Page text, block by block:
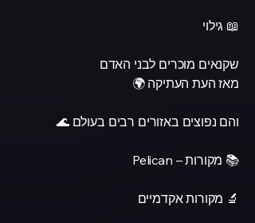
📖 גילוי
שקנאים מוכרים לבני האדם
מאז העת העתיקה 🌍
והם נפוצים באזורים רבים בעולם 🌊
📚 מקורות – Pelican
🔬 מקורות אקדמיים